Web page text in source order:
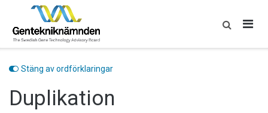
content
Stäng av ordförklaringar
Duplikation